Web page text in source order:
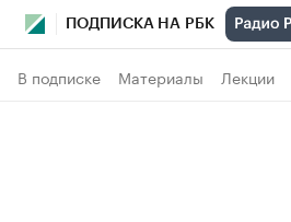
ПОДПИСКА НА РБК
В подписке Материалы Лекции